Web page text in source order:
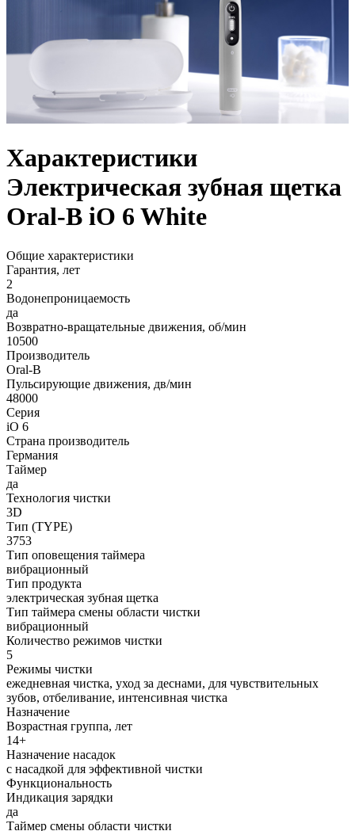
Характеристики
Электрическая зубная щетка
Oral-B iO 6 White
Общие характеристики
Гарантия, лет
2
Водонепроницаемость
да
Возвратно-вращательные движения, об/мин
10500
Производитель
Oral-B
Пульсирующие движения, дв/мин
48000
Серия
iO 6
Страна производитель
Германия
Таймер
да
Технология чистки
3D
Тип (TYPE)
3753
Тип оповещения таймера
вибрационный
Тип продукта
электрическая зубная щетка
Тип таймера смены области чистки
вибрационный
Количество режимов чистки
5
Режимы чистки
ежедневная чистка, уход за деснами, для чувствительных
зубов, отбеливание, интенсивная чистка
Назначение
Возрастная группа, лет
14+
Назначение насадок
с насадкой для эффективной чистки
Функциональность
Индикация зарядки
да
Таймер смены области чистки